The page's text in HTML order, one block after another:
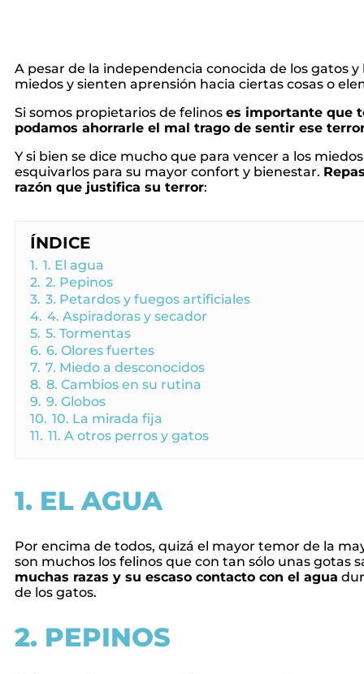
A pesar de la independencia conocida de los gatos
miedos y sienten aprensión hacia ciertas cosas o
Si somos propietarios de felinos es importante que
podamos ahorrarle el mal trago de sentir ese
Y si bien se dice mucho que para vencer a los
esquivarlos para su mayor confort y bienestar.
razón que justifica su terror:
ÍNDICE
1. 1. El agua
2. 2. Pepinos
3. 3. Petardos y fuegos artificiales
4. 4. Aspiradoras y secador
5. 5. Tormentas
6. 6. Olores fuertes
7. 7. Miedo a desconocidos
8. 8. Cambios en su rutina
9. 9. Globos
10. 10. La mirada fija
11. 11. A otros perros y gatos
1. EL AGUA
Por encima de todos, quizá el mayor temor de la
son muchos los felinos que con tan sólo unas
muchas razas y su escaso contacto con el agua
de los gatos.
2. PEPINOS